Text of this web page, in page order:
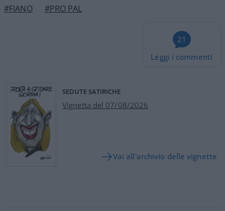
#FIANO #PRO PAL
21
Leggi i commenti
SEDUTE SATIRICHE
Vignetta del 07/08/2026
Vai all'archivio delle vignette